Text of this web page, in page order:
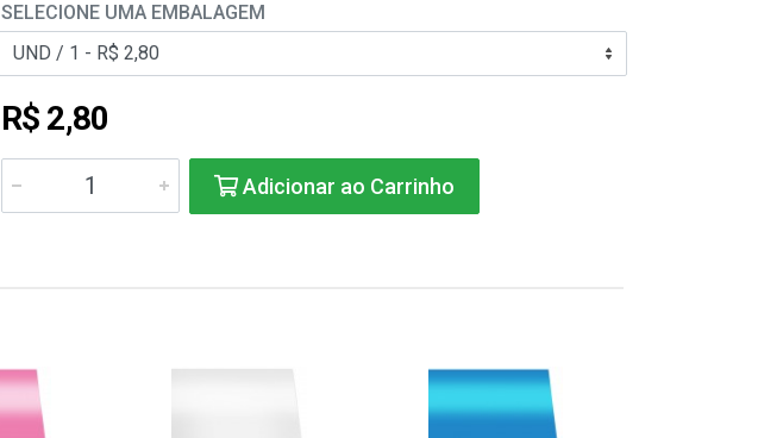
SELECIONE UMA EMBALAGEM
R$ 2,80
Adicionar ao Carrinho